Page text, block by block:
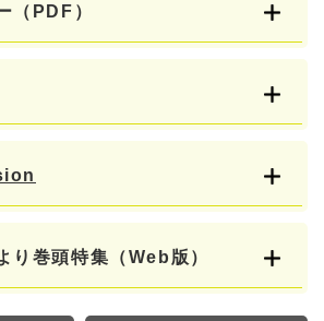
（PDF）
り巻頭特集（Web版）